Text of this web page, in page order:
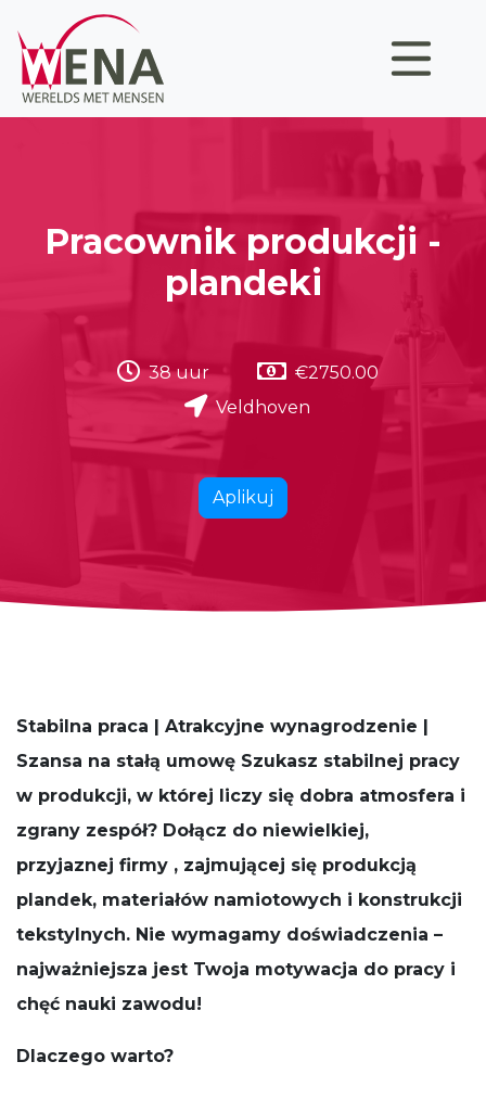
Pracownik produkcji -
plandeki
38 uur
€2750.00
Veldhoven
Aplikuj
Stabilna praca | Atrakcyjne wynagrodzenie |
Szansa na stałą umowę Szukasz stabilnej pracy
w produkcji, w której liczy się dobra atmosfera i
zgrany zespół? Dołącz do niewielkiej,
przyjaznej firmy , zajmującej się produkcją
plandek, materiałów namiotowych i konstrukcji
tekstylnych. Nie wymagamy doświadczenia –
najważniejsza jest Twoja motywacja do pracy i
chęć nauki zawodu!
Dlaczego warto?